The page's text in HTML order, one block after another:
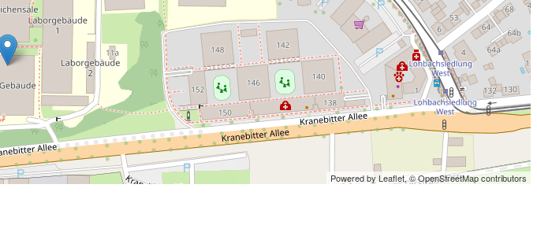
Powered by Leaflet, © OpenStreetMap contributors